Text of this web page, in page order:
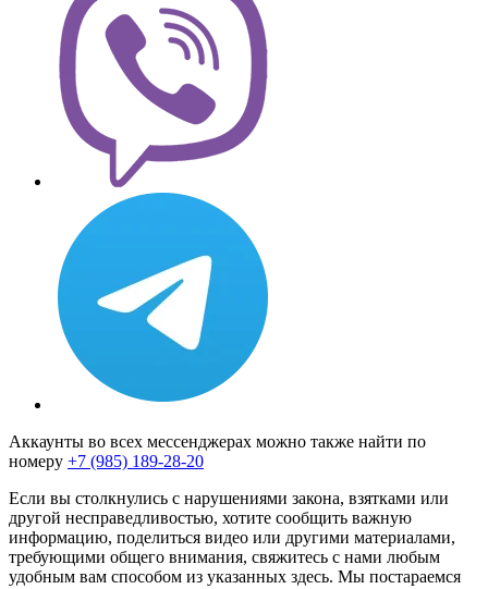
Аккаунты во всех мессенджерах можно также найти по
номеру +7 (985) 189-28-20
Если вы столкнулись с нарушениями закона, взятками или
другой несправедливостью, хотите сообщить важную
информацию, поделиться видео или другими материалами,
требующими общего внимания, свяжитесь с нами любым
удобным вам способом из указанных здесь. Мы постараемся